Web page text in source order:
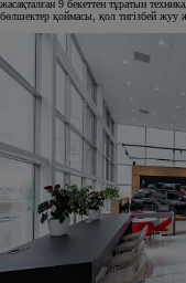
жасақталған 9 бекеттен тұратын
бөлшектер қоймасы, қол тигізбей жуу